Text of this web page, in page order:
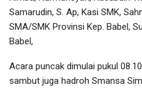
Samarudin, S. Ap, Kasi SMK,
SMA/SMK Provinsi Kep. Babel,
Babel,
Acara puncak dimulai pukul
sambut juga hadroh Smansa